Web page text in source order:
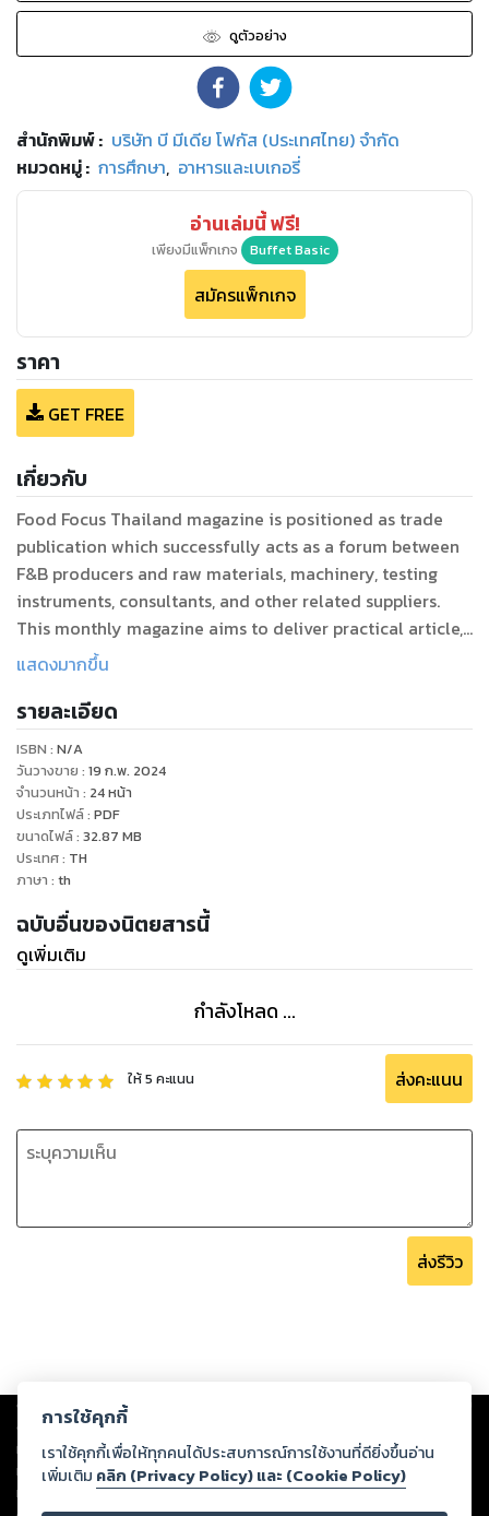
ดูตัวอย่าง
สำนักพิมพ์: บริษัท บี มีเดีย โฟกัส (ประเทศไทย) จำกัด
หมวดหมู่: การศึกษา, อาหารและเบเกอรี่
อ่านเล่มนี้ ฟรี!
เพียงมีแพ็กเกจ Buffet Basic
สมัครแพ็กเกจ
ราคา
GET FREE
เกี่ยวกับ
Food Focus Thailand magazine is positioned as trade
publication which successfully acts as a forum between
F&B producers and raw materials, machinery, testing
instruments, consultants, and other related suppliers.
This monthly magazine aims to deliver practical article,
timely information, advanced technology and the latest
commercial to expand the profitable business to food &
beverage producers all over Thailand.
แสดงมากขึ้น
รายละเอียด
ISBN : N/A
วันวางขาย : 19 ก.พ. 2024
จำนวนหน้า : 24หน้า
ประเภทไฟล์: PDF
ขนาดไฟล์: 32.87 MB
ประเทศ: TH
ภาษา : th
ฉบับอื่นของนิตยสารนี้
ดูเพิ่มเติม
กำลังโหลด ...
ให้5 คะแนน ส่งคะแนน
ส่งรีวิว
Copyright © 2026
ต่อผลงานหรือเนื้อหาใดที่อัปโหลดผ่านเว็บไซต์และปรากฏว่าละเมิดสิทธิใน
ทรัพย์สินทางปัญญาของบุคคลอื่นหรือขัดต่อกฎหมายและศีลธรรม ดังนั้น ผู้อ่าน
ทุกท่านโปรดใช้วิจารณญาณในการกลั่นกรองด้วยตนเอง และหากท่านพบว่าส่วน
หนึ่งส่วนใดขัดต่อกฎหมายและศีลธรรม กรุณาแจ้งมายังบริษัท เพื่อทีมงานจะได้
การใช้คุกกี้
เราใช้คุกกี้เพื่อให้ทุกคนได้ประสบการณ์การใช้งานที่ดียิ่งขึ้นอ่าน
เพิ่มเติม คลิก (Privacy Policy) และ (Cookie Policy)